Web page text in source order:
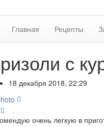
Главная Рецепты
с
18 декабря 2018, 22:29
очень легкую в